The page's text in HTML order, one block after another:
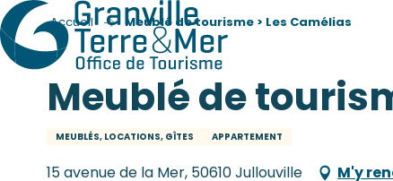
Accueil Meublé de tourisme > Les Camélias
Meublé de
MEUBLÉS, LOCATIONS, GÎTES APPARTEMENT
15 avenue de la Mer, 50610 Jullouville M'y